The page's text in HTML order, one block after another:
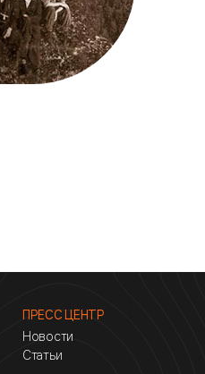
ПРЕСС ЦЕНТР
Новости
Статьи